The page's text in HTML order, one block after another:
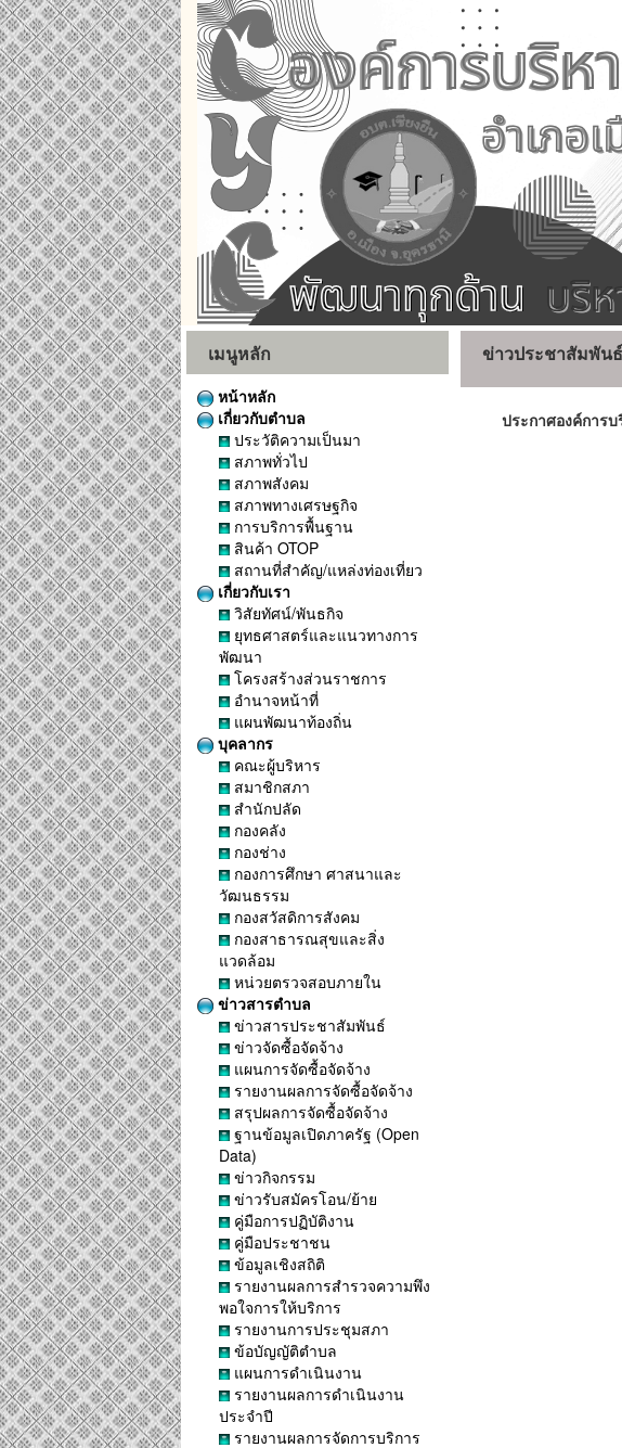
เมนูหลัก
หน้าหลัก
เกี่ยวกับตำบล
ประวัติความเป็นมา
สภาพทั่วไป
สภาพสังคม
สภาพทางเศรษฐกิจ
การบริการพื้นฐาน
สินค้า OTOP
สถานที่สำคัญ/แหล่งท่องเที่ยว
เกี่ยวกับเรา
วิสัยทัศน์/พันธกิจ
ยุทธศาสตร์และแนวทางการ
พัฒนา
โครงสร้างส่วนราชการ
อำนาจหน้าที่
แผนพัฒนาท้องถิ่น
บุคลากร
คณะผู้บริหาร
สมาชิกสภา
สำนักปลัด
กองคลัง
กองช่าง
กองการศึกษา ศาสนาและ
วัฒนธรรม
กองสวัสดิการสังคม
กองสาธารณสุขและสิ่ง
แวดล้อม
หน่วยตรวจสอบภายใน
ข่าวสารตำบล
ข่าวสารประชาสัมพันธ์
ข่าวจัดซื้อจัดจ้าง
แผนการจัดซื้อจัดจ้าง
รายงานผลการจัดซื้อจัดจ้าง
สรุปผลการจัดซื้อจัดจ้าง
ฐานข้อมูลเปิดภาครัฐ (Open
Data)
ข่าวกิจกรรม
ข่าวรับสมัครโอน/ย้าย
คู่มือการปฏิบัติงาน
คู่มือประชาชน
ข้อมูลเชิงสถิติ
รายงานผลการสำรวจความพึง
พอใจการให้บริการ
รายงานการประชุมสภา
ข้อบัญญัติตำบล
แผนการดำเนินงาน
รายงานผลการดำเนินงาน
ประจำปี
รายงานผลการจัดการบริการ
ข่าวประชาสัมพันธ์
ประกาศองค์การ